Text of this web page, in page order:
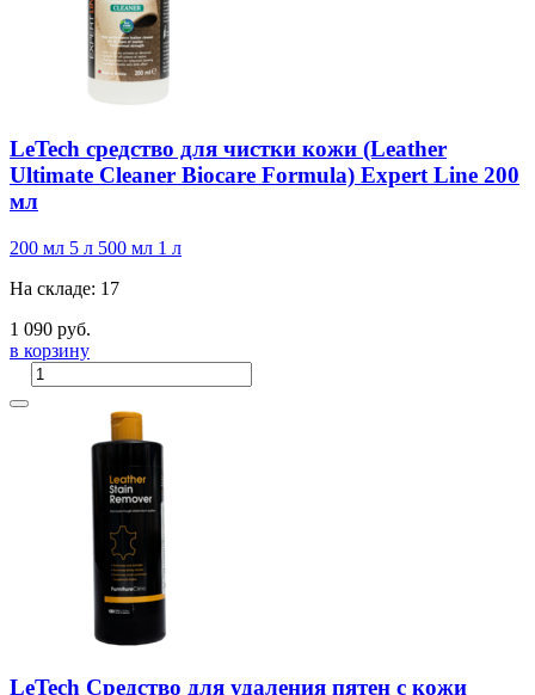
LeTech средство для чистки кожи (Leather
Ultimate Cleaner Biocare Formula) Expert Line 200
мл
200 мл 5 л 500 мл 1 л
На складе: 17
1 090 руб.
в корзину
LeTech Средство для удаления пятен с кожи